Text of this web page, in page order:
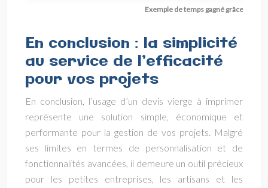
Exemple de temps gagné grâce à
En conclusion : la simplicité
au service de l’efficacité
pour vos projets
En conclusion, l’usage d’un devis vierge à imprimer
représente une solution simple, économique et
performante pour la gestion de vos projets. Malgré
ses limites en termes de personnalisation et de
fonctionnalités avancées, il demeure un outil précieux
pour les petites entreprises, les artisans et les